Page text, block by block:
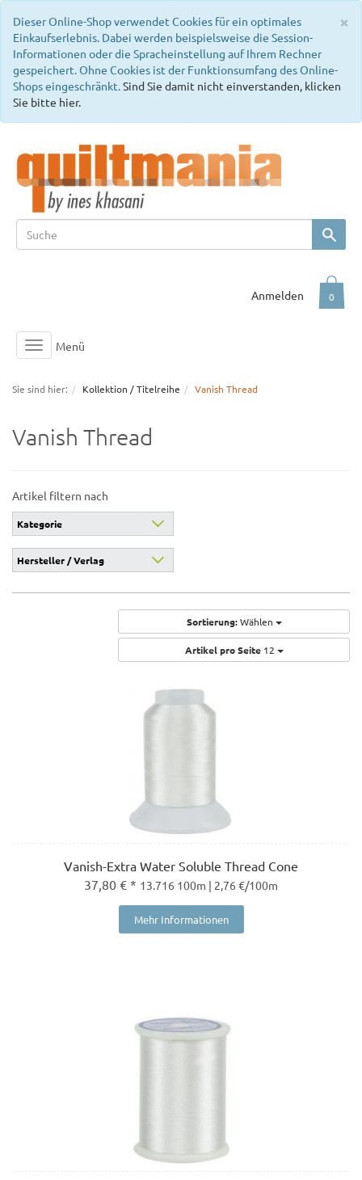
×
Dieser Online-Shop verwendet Cookies für ein optimales
Einkaufserlebnis. Dabei werden beispielsweise die Session-
Informationen oder die Spracheinstellung auf Ihrem Rechner
gespeichert. Ohne Cookies ist der Funktionsumfang des Online-
Shops eingeschränkt.Sind Sie damit nicht einverstanden, klicken
Sie bitte hier.
0
Anmelden
Toggle
navigation
Menü
Sie sind hier: Kollektion / Titelreihe Vanish Thread
Vanish Thread
Artikel filtern nach
Kategorie
Hersteller / Verlag
Sortierung: Wählen
Artikel pro Seite 12
Vanish-Extra Water Soluble Thread Cone
37,80 € * 13.716 100m | 2,76 €/100m
Mehr Informationen